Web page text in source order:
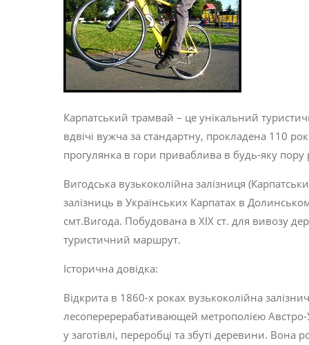
Карпатський трамвай – це унікальний
вдвічі вужча за стандартну, прокладена 110
прогулянка в гори приваблива в будь-яку пору
Вигодська вузькоколійна залізниця
залізниць в Українських Карпатах в
смт.Вигода. Побудована в ХІХ ст. для вивозу
туристичний маршрут.
Історична довідка:
Відкрита в 1860-х роках вузькоколійна
лесоперерерабативающей метрополією
у заготівлі, переробці та збуті деревини.